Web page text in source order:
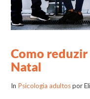
Como reduzir
Natal
In Psicologia adultospor